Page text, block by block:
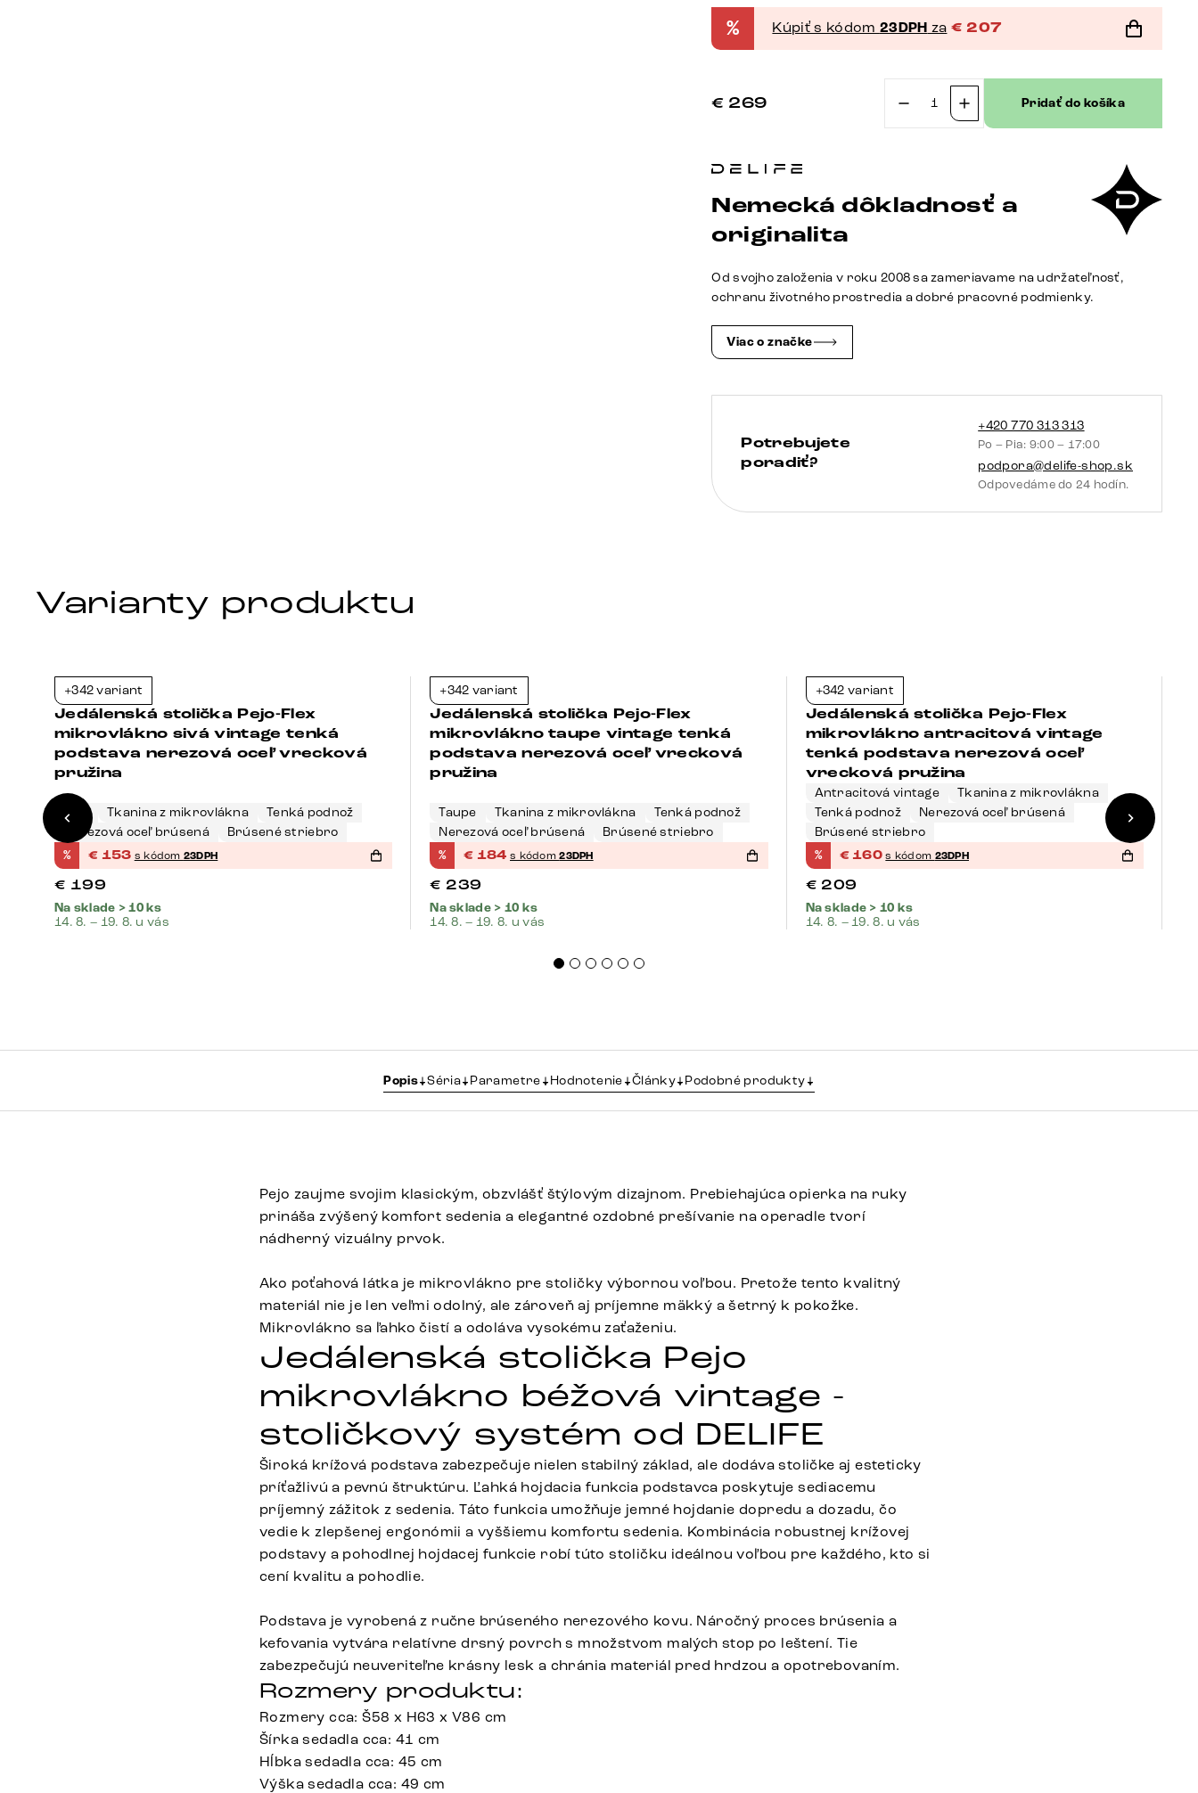
% Kúpiť s kódom 23DPH za € 207
€ 269
množstvo
Pejo-
béžová
vintage
vrecková
Pridať do košíka
Nemecká dôkladnosť a
originalita
Od svojho založenia v roku 2008 sa zameriavame na udržateľnosť,
ochranu životného prostredia a dobré pracovné podmienky.
Viac o značke
Potrebujete
poradiť?
+420 770 313 313
Po – Pia: 9:00 – 17:00
podpora@delife-shop.sk
Odpovedáme do 24 hodín.
Varianty produktu
+342 variant
Jedálenská stolička Pejo-Flex
mikrovlákno sivá vintage tenká
podstava nerezová oceľ vrecková
pružina
Sivá Tkanina z mikrovlákna
Tenká podnož
Nerezová oceľ brúsená
Brúsené striebro
% € 153 s kódom 23DPH
€ 199
Na sklade > 10 ks
14. 8. – 19. 8. u vás
+342 variant
Jedálenská stolička Pejo-Flex
mikrovlákno taupe vintage tenká
podstava nerezová oceľ vrecková
pružina
Taupe Tkanina z mikrovlákna
Tenká podnož
Nerezová oceľ brúsená
Brúsené striebro
% € 184 s kódom23DPH
€ 239
Na sklade > 10 ks
14. 8. – 19. 8. u vás
+342 variant
Jedálenská stolička Pejo-Flex
mikrovlákno antracitová vintage
tenká podstava nerezová oceľ
vrecková pružina
Antracitová vintage
Tkanina z mikrovlákna
Tenká podnož
Nerezová oceľ brúsená
Brúsené striebro
% €160 s kódom 23DPH
€ 209
Na sklade > 10 ks
14. 8. – 19. 8. u vás
Popis Séria Parametre Hodnotenie Články Podobné produkty
Pejo zaujme svojim klasickým, obzvlášť štýlovým dizajnom. Prebiehajúca opierka na ruky
prináša zvýšený komfort sedenia a elegantné ozdobné prešívanie na operadle tvorí
nádherný vizuálny prvok.
Ako poťahová látka je mikrovlákno pre stoličky výbornou voľbou. Pretože tento kvalitný
materiál nie je len veľmi odolný, ale zároveň aj príjemne mäkký a šetrný k pokožke.
Mikrovlákno sa ľahko čistí a odoláva vysokému zaťaženiu.
Jedálenská stolička Pejo
mikrovlákno béžová vintage -
stoličkový systém od DELIFE
Široká krížová podstava zabezpečuje nielen stabilný základ, ale dodáva stoličke aj esteticky
príťažlivú a pevnú štruktúru. Ľahká hojdacia funkcia podstavca poskytuje sediacemu
príjemný zážitok z sedenia. Táto funkcia umožňuje jemné hojdanie dopredu a dozadu, čo
vedie k zlepšenej ergonómii a vyššiemu komfortu sedenia. Kombinácia robustnej krížovej
podstavy a pohodlnej hojdacej funkcie robí túto stoličku ideálnou voľbou pre každého, kto si
cení kvalitu a pohodlie.
Podstava je vyrobená z ručne brúseného nerezového kovu. Náročný proces brúsenia a
kefovania vytvára relatívne drsný povrch s množstvom malých stop po leštení. Tie
zabezpečujú neuveriteľne krásny lesk a chránia materiál pred hrdzou a opotrebovaním.
Rozmery produktu:
Rozmery cca: Š58 x H63 x V86 cm
Šírka sedadla cca: 41 cm
Hĺbka sedadla cca: 45 cm
Výška sedadla cca: 49 cm